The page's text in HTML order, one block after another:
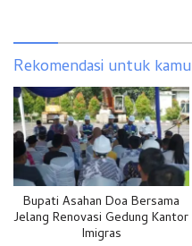
Rekomendasi untuk kamu
Bupati Asahan Doa Bersama
Jelang Renovasi Gedung Kantor
Imigras